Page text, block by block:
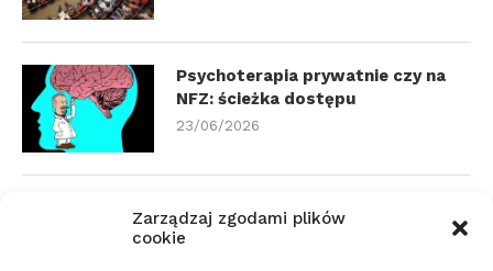
Zarządzaj zgodami plików
cookie
Psychoterapia prywatnie czy na
NFZ: ścieżka dostępu
23/06/2026
Zmiana biura rachunkowego:
dokumenty i terminy